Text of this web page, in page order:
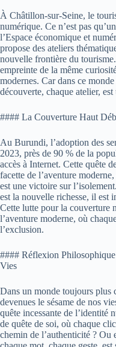
À Châtillon-sur-Seine, le
numérique. Ce n’est pas
l’Espace économique et
propose des ateliers
nouvelle frontière du
empreinte de la même
modernes. Car dans ce
découverte, chaque atelier,
#### La Couverture Haut
Au Burundi, l’adoption des
2023, près de 90 % de la
accès à Internet. Cette quête
facette de l’aventure
est une victoire sur
est la nouvelle richesse, il est
Cette lutte pour la couverture
l’aventure moderne, où
l’exclusion.
#### Réflexion
Vies
Dans un monde toujours plus
devenues le sésame de nos
quête incessante de l’identité
de quête de soi, où chaque
chemin de l’authenticité ? Ou